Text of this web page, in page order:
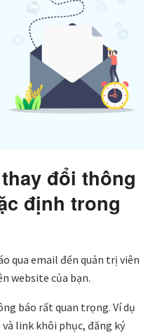
đổi thông
định trong
qua email đến quản trị viên
website của bạn.
báo rất quan trọng. Ví dụ
link khôi phục, đăng ký